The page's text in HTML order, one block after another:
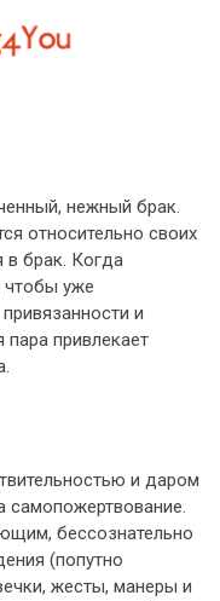
нежный брак.
относительно своих
в брак. Когда
чтобы уже
и
пара привлекает
и даром
самопожертвование.
бессознательно
(попутно
жесты, манеры и